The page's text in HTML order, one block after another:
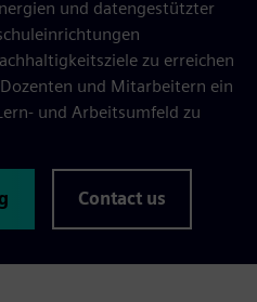
und datengestützter
zu erreichen
und Mitarbeitern ein
und Arbeitsumfeld zu
Contact us